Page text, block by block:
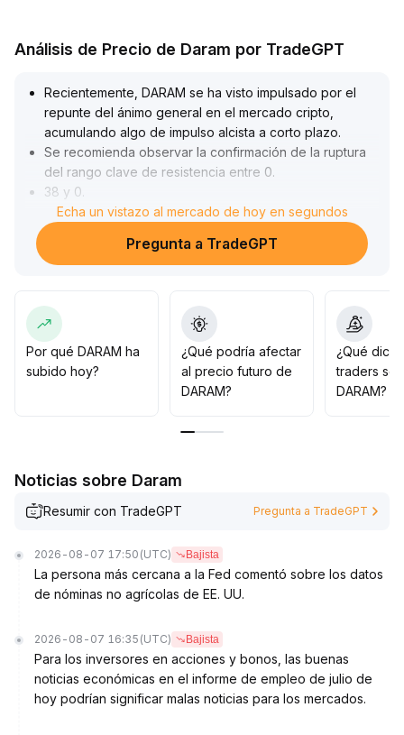
Análisis de Precio de Daram por TradeGPT
Recientemente, DARAM se ha visto impulsado por el
repunte del ánimo general en el mercado cripto,
acumulando algo de impulso alcista a corto plazo.
Se recomienda observar la confirmación de la ruptura
del rango clave de resistencia entre 0.
38 y 0
42.
Sin embargo, dado que el mercado aún atraviesa una
etapa de validación de datos, persiste el riesgo de
prudente de posiciones y utilizar stop loss, considerar
aumentar posiciones sólo tras una efectiva resonancia
de volumen-precio y confirmación de ruptura, y
esperar más datos que clarifiquen la tendencia a largo
plazo antes de configurar una estrategia
Echa un vistazo al mercado de hoy en segundos
Pregunta a TradeGPT
Por qué DARAM ha
subido hoy?
¿Qué podría afectar
al precio futuro de
DARAM?
¿Qué
traders
DARAM?
Noticias sobre Daram
Resumir con TradeGPT Pregunta a TradeGPT
2026-08-07 17:50 (UTC) Bajista
La persona más cercana a la Fed comentó sobre los datos
de nóminas no agrícolas de EE. UU.
2026-08-07 16:35 (UTC) Bajista
Para los inversores en acciones y bonos, las buenas
noticias económicas en el informe de empleo de julio de
hoy podrían significar malas noticias para los mercados.